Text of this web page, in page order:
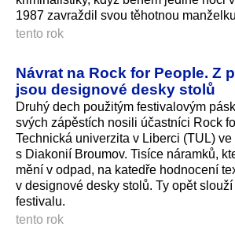
1987 zavraždil svou těhotnou
tento rok
Návrat na Rock for People. Z
jsou designové desky stolů
Druhý dech použitým festivalovým
svých zápěstích nosili účastníci Rock
Technická univerzita v Liberci (TUL)
s Diakonií Broumov. Tisíce náramků,
mění v odpad, na katedře hodnocení
v designové desky stolů. Ty opět
festivalu.
tento rok